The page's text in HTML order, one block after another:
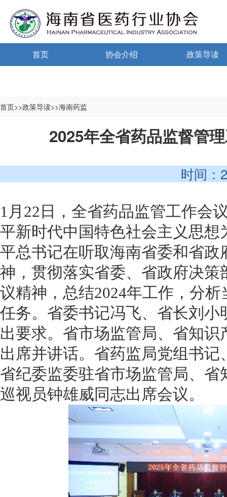
首页 协会介绍
登记信息
会费制度
协会章程
会员名单
道德准则
调解规则
政策导读
中小微海南政
首页>>政策导读>>海南药监
2025年全省药品监督管
时间：
1 月 22 日，全省药品监管工作会
平新时代中国特色社会主义思想
平总书记在听取海南省委和省
神，贯彻落实省委、省政府决策
议精神 ， 总结2024年工作，分析
任务。 省委书记冯飞、省长刘小
出要求。省市场监管局、省知
出席并讲话。 省药监局党组书记
省纪委监委驻省市场监管局、省
巡视员钟雄威同志出席会议。